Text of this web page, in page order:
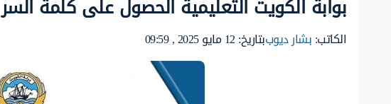
بوابة الكويت التعليمية الحصول على كلمة السر
الكاتب:بشار ديوببتاريخ: 12 مايو 2025 , 09:59